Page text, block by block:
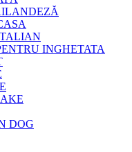
INGHETATA
DOG